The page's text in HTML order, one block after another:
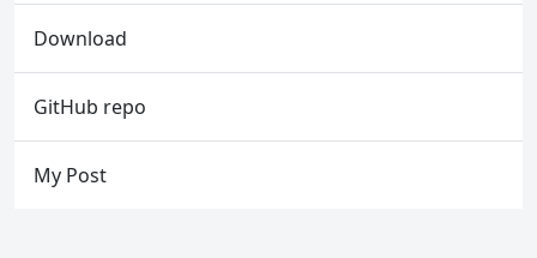
Download
GitHub repo
My Post